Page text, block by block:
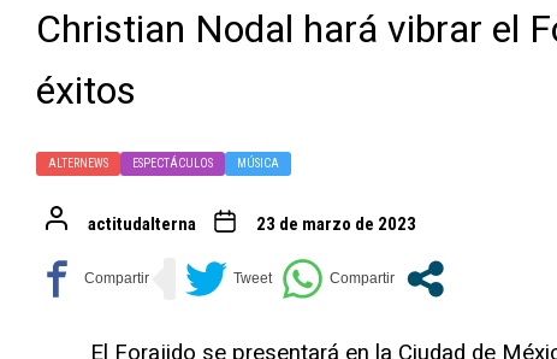
Christian Nodal hará vibrar el
éxitos
ALTERNEWS ESPECTÁCULOS MÚSICA
actitudalterna 23 de marzo de 2023